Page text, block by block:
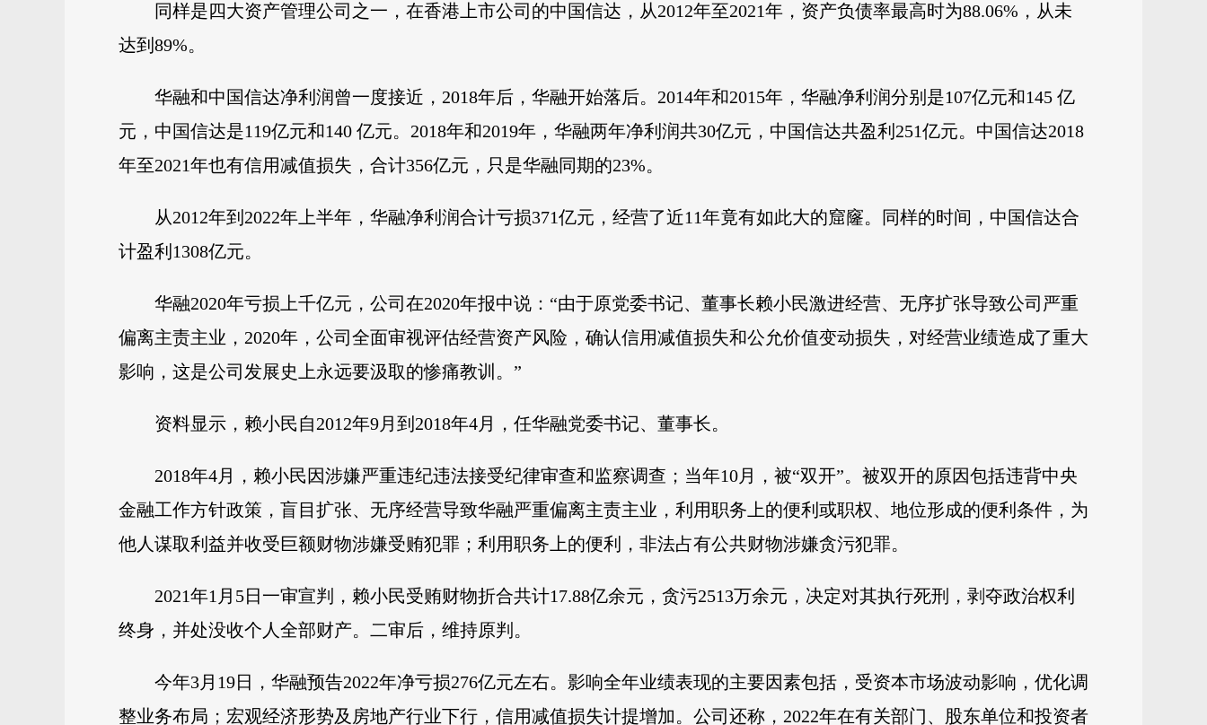
同样是四大资产管理公司之一，在香港上市公司的中国信达，从2012年至2021年，资产负债率最高时为88.06%，从未
达到89%。
华融和中国信达净利润曾一度接近，2018年后，华融开始落后。2014年和2015年，华融净利润分别是107亿元和145 亿
元，中国信达是119亿元和140 亿元。2018年和2019年，华融两年净利润共30亿元，中国信达共盈利251亿元。中国信达2018
年至2021年也有信用减值损失，合计356亿元，只是华融同期的23%。
从2012年到2022年上半年，华融净利润合计亏损371亿元，经营了近11年竟有如此大的窟窿。同样的时间，中国信达合
计盈利1308亿元。
华融2020年亏损上千亿元，公司在2020年报中说：“由于原党委书记、董事长赖小民激进经营、无序扩张导致公司严重
偏离主责主业，2020年，公司全面审视评估经营资产风险，确认信用减值损失和公允价值变动损失，对经营业绩造成了重大
影响，这是公司发展史上永远要汲取的惨痛教训。”
资料显示，赖小民自2012年9月到2018年4月，任华融党委书记、董事长。
2018年4月，赖小民因涉嫌严重违纪违法接受纪律审查和监察调查；当年10月，被“双开”。被双开的原因包括违背中央
金融工作方针政策，盲目扩张、无序经营导致华融严重偏离主责主业，利用职务上的便利或职权、地位形成的便利条件，为
他人谋取利益并收受巨额财物涉嫌受贿犯罪；利用职务上的便利，非法占有公共财物涉嫌贪污犯罪。
2021年1月5日一审宣判，赖小民受贿财物折合共计17.88亿余元，贪污2513万余元，决定对其执行死刑，剥夺政治权利
终身，并处没收个人全部财产。二审后，维持原判。
今年3月19日，华融预告2022年净亏损276亿元左右。影响全年业绩表现的主要因素包括，受资本市场波动影响，优化调
整业务布局；宏观经济形势及房地产行业下行，信用减值损失计提增加。公司还称，2022年在有关部门、股东单位和投资者